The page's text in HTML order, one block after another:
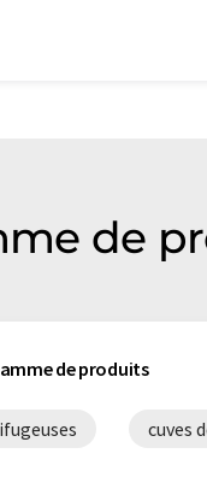
de
de produits
cuves